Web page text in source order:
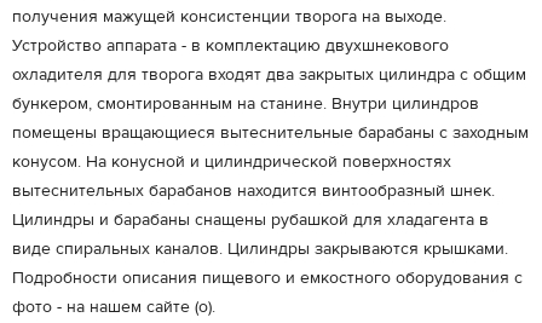
получения мажущей консистенции творога на выходе.
Устройство аппарата - в комплектацию двухшнекового
охладителя для творога входят два закрытых цилиндра с общим
бункером, смонтированным на станине. Внутри цилиндров
помещены вращающиеся вытеснительные барабаны с заходным
конусом. На конусной и цилиндрической поверхностях
вытеснительных барабанов находится винтообразный шнек.
Цилиндры и барабаны снащены рубашкой для хладагента в
виде спиральных каналов. Цилиндры закрываются крышками.
Подробности описания пищевого и емкостного оборудования с
фото - на нашем сайте (о).